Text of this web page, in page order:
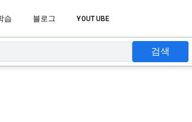
습 블로그 YOUTUBE
검색